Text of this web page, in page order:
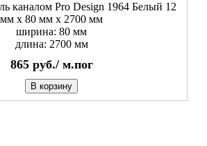
каналом Pro Design 1964 Белый 12
мм x 80 мм х 2700 мм
ширина: 80 мм
длина: 2700 мм
865 руб./ м.пог
В корзину